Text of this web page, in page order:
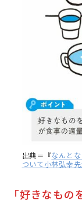
出典＝『なんと
ついて小林弘幸
「好きなも